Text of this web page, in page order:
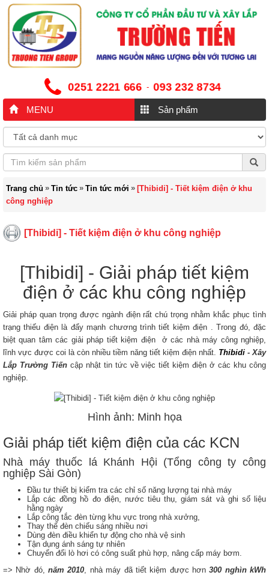
0251 2221 666 - 093 232 8734
MENU Sản phẩm
Trang chủ » Tin tức » Tin tức mới » [Thibidi] - Tiết kiệm điện ở khu
công nghiệp
[Thibidi] - Tiết kiệm điện ở khu công nghiệp
[Thibidi] - Giải pháp tiết kiệm
điện ở các khu công nghiệp
Giải pháp quan trọng được ngành điện rất chú trọng nhằm khắc phục tình
trạng thiếu điện là đẩy mạnh chương trình tiết kiệm điện . Trong đó, đặc
biệt quan tâm các giải pháp tiết kiệm điện ở các nhà máy công nghiệp,
lĩnh vực được coi là còn nhiều tiềm năng tiết kiệm điện nhất. Thibidi - Xây
Lắp Trường Tiếncập nhật tin tức về việc tiết kiệm điện ở các khu công
nghiệp.
Hình ảnh: Minh họa
Giải pháp tiết kiệm điện của các KCN
Nhà máy thuốc lá Khánh Hội (Tổng công ty công
nghiệp Sài Gòn)
Đầu tư thiết bị kiểm tra các chỉ số năng lượng tại nhà máy
Lắp các đồng hồ đo điện, nước tiêu thụ, giám sát và ghi số liệu
hằng ngày
Lắp công tắc đèn từng khu vực trong nhà xưởng,
Thay thế đèn chiếu sáng nhiều nơi
Dùng đèn điều khiển tự động cho nhà vệ sinh
Tận dụng ánh sáng tự nhiên
Chuyển đổi lò hơi có công suất phù hợp, nâng cấp máy bơm.
=> Nhờ đó,năm 2010 , nhà máy đã tiết kiệm được hơn300 nghìn kWh